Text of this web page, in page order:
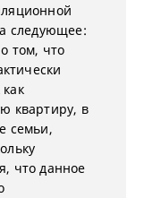
следующее:
том, что
квартиру, в
семьи,
что данное